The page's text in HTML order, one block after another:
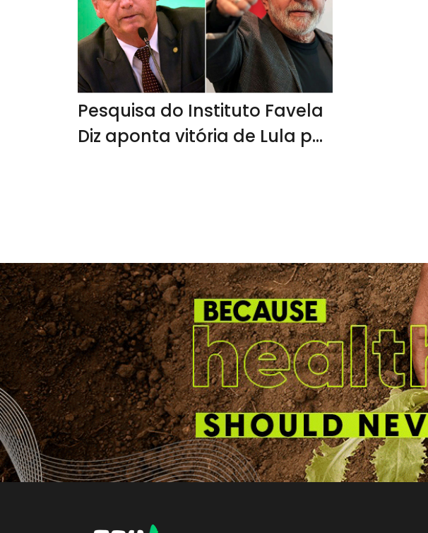
Pesquisa do Instituto Favela
Diz aponta vitória de Lula por